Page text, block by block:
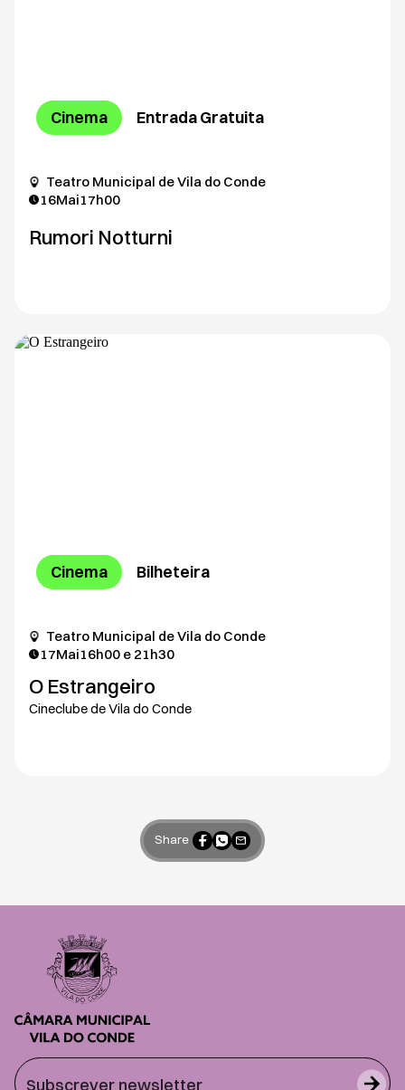
Cinema Entrada Gratuita
Teatro Municipal de Vila do Conde
16Mai17h00
Rumori Notturni
Cinema Bilheteira
Teatro Municipal de Vila do Conde
17Mai16h00 e 21h30
O Estrangeiro
Cineclube de Vila do Conde
Share